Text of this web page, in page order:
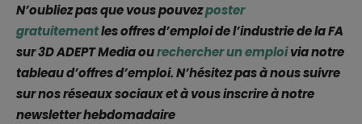
N’oubliez pas que vous pouvezposter
gratuitementles offres d’emploi de l’industrie de la FA
sur 3D ADEPT Media ourechercher un emploivia notre
tableau d’offres d’emploi. N’hésitez pas à nous suivre
sur nos réseaux sociaux et à vous inscrire à notre
newsletter hebdomadaire